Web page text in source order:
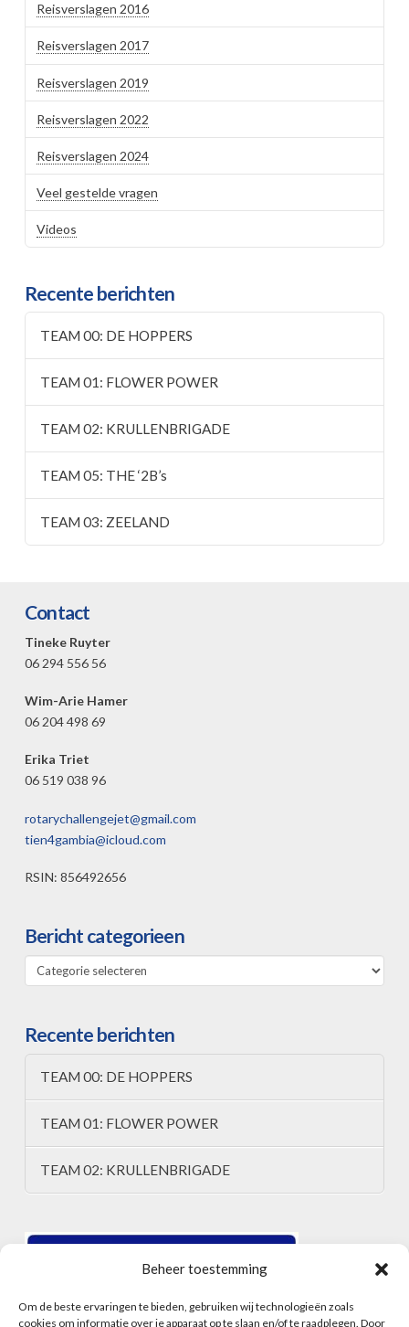
Beheer toestemming
Om de beste ervaringen te bieden, gebruiken wij technologieën zoals
cookies om informatie over je apparaat op te slaan en/of te raadplegen. Door
Reisverslagen 2016
Reisverslagen 2017
Reisverslagen 2019
Reisverslagen 2022
Reisverslagen 2024
Veel gestelde vragen
Videos
Recente berichten
TEAM 00: DE HOPPERS
TEAM 01: FLOWER POWER
TEAM 02: KRULLENBRIGADE
TEAM 05: THE ‘2B’s
TEAM 03: ZEELAND
Contact
Tineke Ruyter
06 294 556 56
Wim-Arie Hamer
06 204 498 69
Erika Triet
06 519 038 96
rotarychallengejet@gmail.com
tien4gambia@icloud.com
RSIN: 856492656
Bericht categorieen
Bericht
categorieen
Recente berichten
TEAM 00: DE HOPPERS
TEAM 01: FLOWER POWER
TEAM 02: KRULLENBRIGADE